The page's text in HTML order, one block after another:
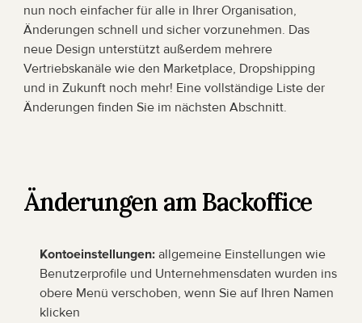
nun noch einfacher für alle in Ihrer Organisation,
Änderungen schnell und sicher vorzunehmen. Das
neue Design unterstützt außerdem mehrere
Vertriebskanäle wie den Marketplace, Dropshipping
und in Zukunft noch mehr! Eine vollständige Liste der
Änderungen finden Sie im nächsten Abschnitt.
Änderungen am Backoffice
Kontoeinstellungen: allgemeine Einstellungen wie
Benutzerprofile und Unternehmensdaten wurden ins
obere Menü verschoben, wenn Sie auf Ihren Namen
klicken